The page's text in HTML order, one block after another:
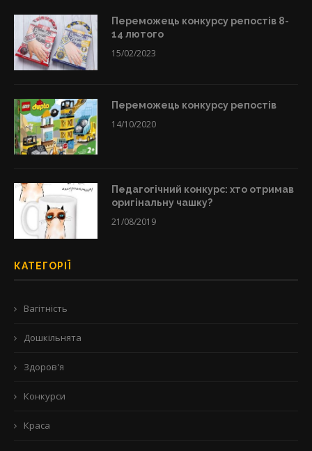
Переможець конкурсу репостів 8-
14 лютого
15/02/2023
Переможець конкурсу репостів
14/10/2020
Педагогічний конкурс: хто отримав
оригінальну чашку?
21/08/2019
КАТЕГОРІЇ
Вагітність
Дошкільнята
Здоров'я
Конкурси
Краса